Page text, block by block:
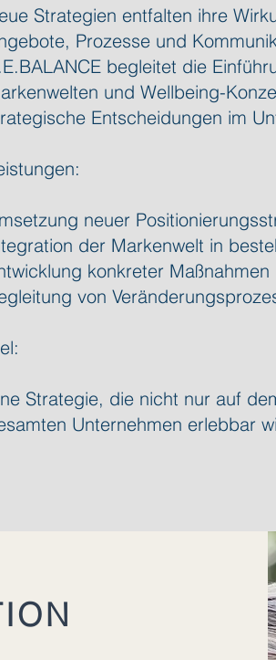
Strategien entfalten ihre
Prozesse und
begleitet die
und Wellbeing-
Entscheidungen im
neuer
der Markenwelt in
konkreter
von
Strategie, die nicht nur auf
Unternehmen erlebbar